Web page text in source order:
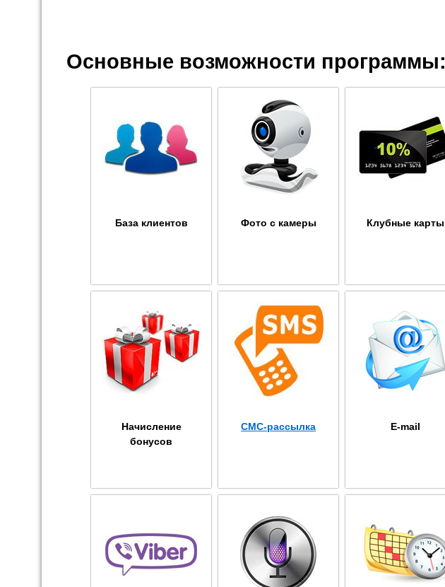
Основные возможности программы:
База клиентов Фото с камеры Клубные карты
Начисление
бонусов
СМС-рассылка E-mail